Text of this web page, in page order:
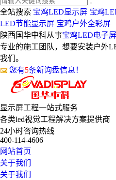
全站搜索 宝鸡LED显示屏 宝鸡
LED节能显示屏 宝鸡户外全彩屏
陕西国华中科从事宝鸡LED电子屏
专业的施工团队，想要安装户外
我们。
您有5条新询盘信息！
显示屏工程一站式服务
各类led视觉工程解决方案提供商
24小时咨询热线
400-114-4606
网站首页
关于我们
关于我们